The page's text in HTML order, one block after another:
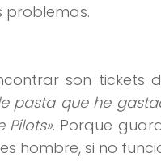
problemas.
son
pasta que he
. Porque
hombre, si no